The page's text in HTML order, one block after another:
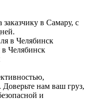
в Самару, с
в Челябинск
нам ваш груз,
и